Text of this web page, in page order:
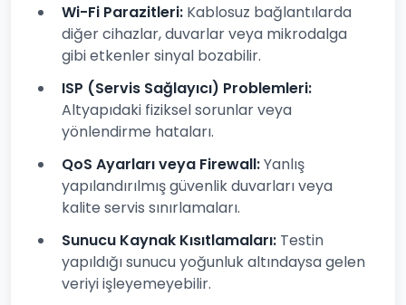
Wi-Fi Parazitleri: Kablosuz bağlantılarda
diğer cihazlar, duvarlar veya mikrodalga
gibi etkenler sinyal bozabilir.
ISP (Servis Sağlayıcı) Problemleri:
Altyapıdaki fiziksel sorunlar veya
yönlendirme hataları.
QoS Ayarları veya Firewall:Yanlış
yapılandırılmış güvenlik duvarları veya
kalite servis sınırlamaları.
Sunucu Kaynak Kısıtlamaları: Testin
yapıldığı sunucu yoğunluk altındaysa gelen
veriyi işleyemeyebilir.